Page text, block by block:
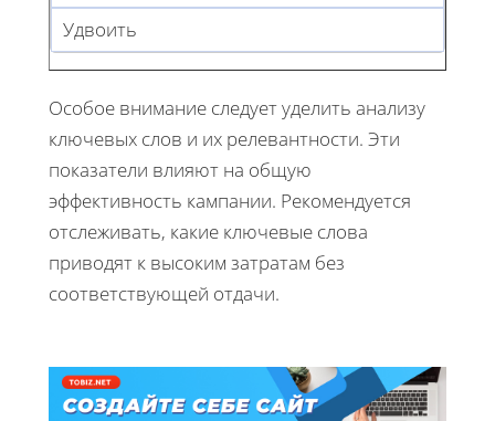
Удвоить
Особое внимание следует уделить анализу
ключевых слов и их релевантности. Эти
показатели влияют на общую
эффективность кампании. Рекомендуется
отслеживать, какие ключевые слова
приводят к высоким затратам без
соответствующей отдачи.